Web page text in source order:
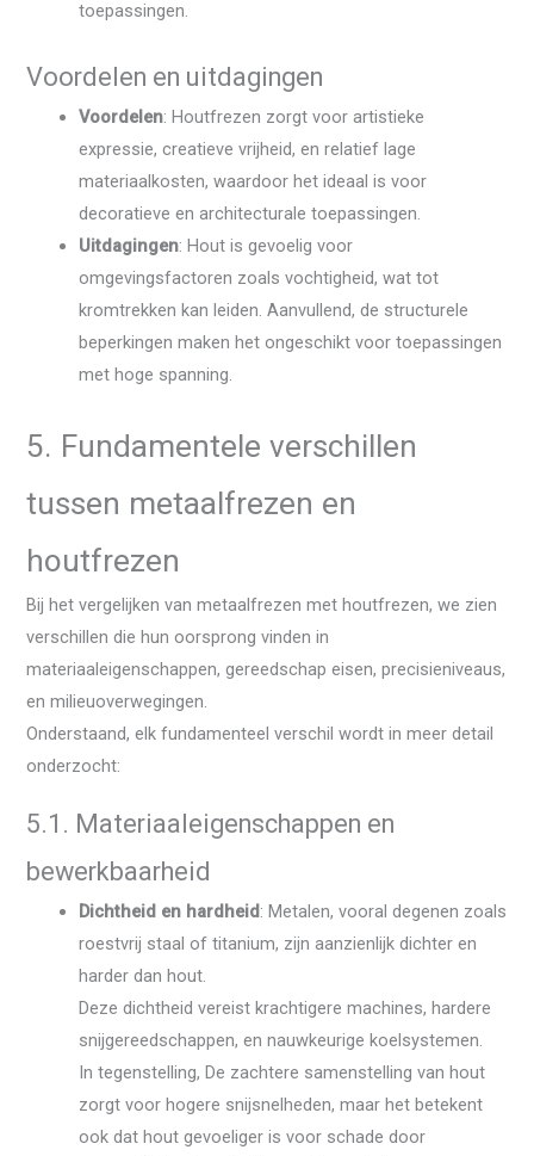
toepassingen.
Voordelen en uitdagingen
Voordelen: Houtfrezen zorgt voor artistieke
expressie, creatieve vrijheid, en relatief lage
materiaalkosten, waardoor het ideaal is voor
decoratieve en architecturale toepassingen.
Uitdagingen: Hout is gevoelig voor
omgevingsfactoren zoals vochtigheid, wat tot
kromtrekken kan leiden. Aanvullend, de structurele
beperkingen maken het ongeschikt voor toepassingen
met hoge spanning.
5. Fundamentele verschillen
tussen metaalfrezen en
houtfrezen
Bij het vergelijken van metaalfrezen met houtfrezen, we zien
verschillen die hun oorsprong vinden in
materiaaleigenschappen, gereedschap eisen, precisieniveaus,
en milieuoverwegingen.
Onderstaand, elk fundamenteel verschil wordt in meer detail
onderzocht:
5.1. Materiaaleigenschappen en
bewerkbaarheid
Dichtheid en hardheid: Metalen, vooral degenen zoals
roestvrij staal of titanium, zijn aanzienlijk dichter en
harder dan hout.
Deze dichtheid vereist krachtigere machines, hardere
snijgereedschappen, en nauwkeurige koelsystemen.
In tegenstelling, De zachtere samenstelling van hout
zorgt voor hogere snijsnelheden, maar het betekent
ook dat hout gevoeliger is voor schade door